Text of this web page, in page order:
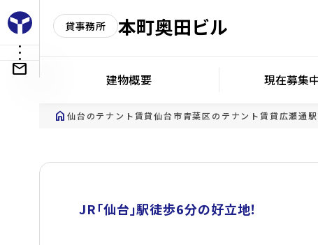
貸事務所 本町奥田ビル
建物概要 現在募集
home 仙台のテナント賃貸仙台市青葉区のテナント賃貸広瀬通
JR「仙台」駅徒歩6分の好立地！